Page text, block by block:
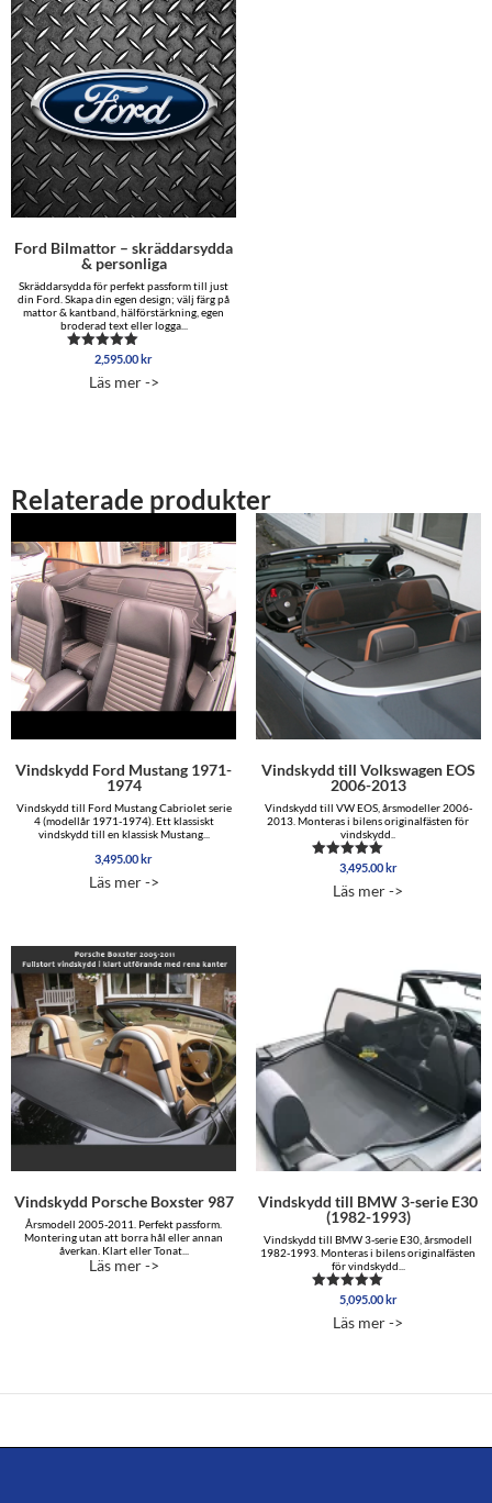
Ford Bilmattor – skräddarsydda
& personliga
Skräddarsydda för perfekt passform till just
din Ford. Skapa din egen design; välj färg på
mattor & kantband, hälförstärkning, egen
broderad text eller logga...
Betygsatt
av 5
2,595.00kr
Läs mer ->
Relaterade produkter
Vindskydd Ford Mustang 1971-
1974
Vindskydd till Ford Mustang Cabriolet serie
4 (modellår 1971-1974). Ett klassiskt
vindskydd till en klassisk Mustang...
3,495.00kr
Läs mer ->
Vindskydd till Volkswagen EOS
2006-2013
Vindskydd till VW EOS, årsmodeller 2006-
2013. Monteras i bilens originalfästen för
vindskydd..
Betygsatt
av 5
3,495.00kr
Läs mer ->
Vindskydd Porsche Boxster 987
Årsmodell 2005-2011. Perfekt passform.
Montering utan att borra hål eller annan
åverkan. Klart eller Tonat...
Läs mer ->
Vindskydd till BMW 3-serie E30
(1982-1993)
Vindskydd till BMW 3-serie E30, årsmodell
1982-1993. Monteras i bilens originalfästen
för vindskydd...
Betygsatt
av 5
5,095.00 kr
Läs mer ->